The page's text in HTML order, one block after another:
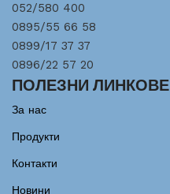
052/580 400
0895/55 66 58
0899/17 37 37
0896/22 57 20
ПОЛЕЗНИ ЛИНКОВЕ
За нас
Продукти
Контакти
Новини